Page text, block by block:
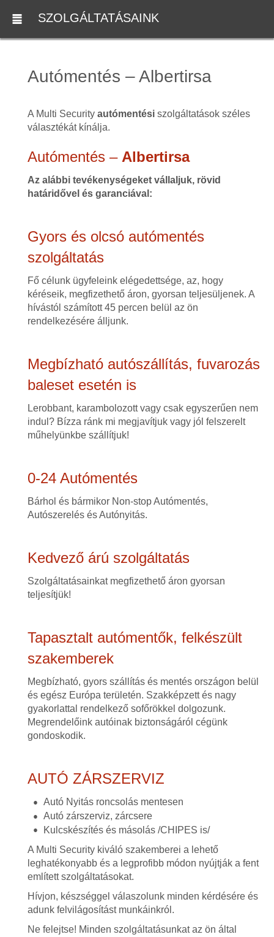
SZOLGÁLTATÁSAINK
Autómentés – Albertirsa
A Multi Security autómentésiszolgáltatások széles
választékát kínálja.
Autómentés – Albertirsa
Az alábbi tevékenységeket vállaljuk, rövid
határidővel és garanciával:
Gyors és olcsó autómentés
szolgáltatás
Fő célunk ügyfeleink elégedettsége, az, hogy
kéréseik, megfizethető áron, gyorsan teljesüljenek. A
hívástól számított 45 percen belül az ön
rendelkezésére álljunk.
Megbízható autószállítás, fuvarozás
baleset esetén is
Lerobbant, karambolozott vagy csak egyszerűen nem
indul? Bízza ránk mi megjavítjuk vagy jól felszerelt
műhelyünkbe szállítjuk!
0-24 Autómentés
Bárhol és bármikor Non-stop Autómentés,
Autószerelés és Autónyitás.
Kedvező árú szolgáltatás
Szolgáltatásainkat megfizethető áron gyorsan
teljesítjük!
Tapasztalt autómentők, felkészült
szakemberek
Megbízható, gyors szállítás és mentés országon belül
és egész Európa területén. Szakképzett és nagy
gyakorlattal rendelkező sofőrökkel dolgozunk.
Megrendelőink autóinak biztonságáról cégünk
gondoskodik.
AUTÓ ZÁRSZERVIZ
Autó Nyitás roncsolás mentesen
Autó zárszerviz, zárcsere
Kulcskészítés és másolás /CHIPES is/
A Multi Security kiváló szakemberei a lehető
leghatékonyabb és a legprofibb módon nyújtják a fent
említett szolgáltatásokat.
Hívjon, készséggel válaszolunk minden kérdésére és
adunk felvilágosítást munkáinkról.
Ne felejtse! Minden szolgáltatásunkat az ön által